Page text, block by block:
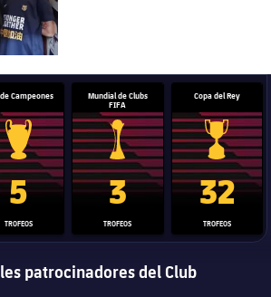
Campeones
Trofeo de la Liga de Campeones
5
TROFEOS
Mundial de Clubs
FIFA
Trofeo del Mundial de
3
TROFEOS
Copa del Rey
Copa del
32
TROFEOS
patrocinadores del Club